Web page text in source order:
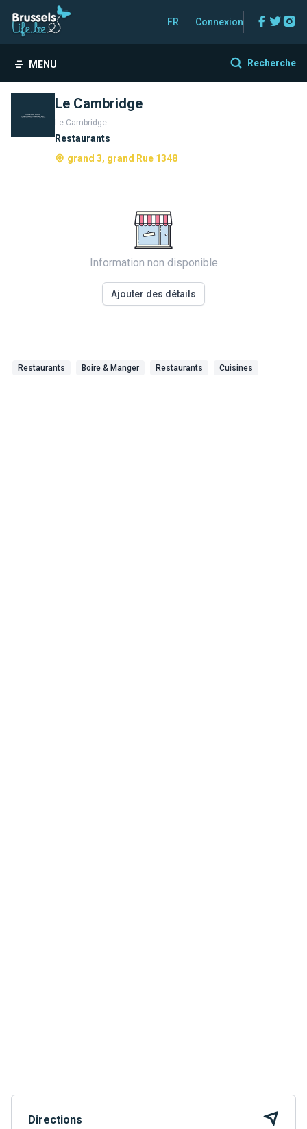
FR Connexion
MENU Recherche
Le Cambridge
Le Cambridge
Restaurants
grand 3, grand Rue 1348
Information non disponible
Ajouter des détails
Restaurants Boire & Manger Restaurants Cuisines
Directions